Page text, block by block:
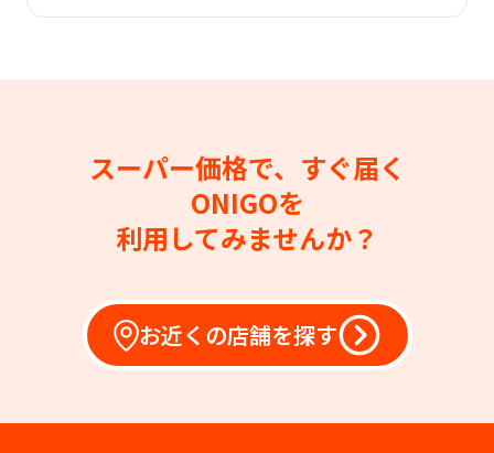
スーパー価格で、すぐ届く
ONIGOを
利用してみませんか？
お近くの店舗を探す